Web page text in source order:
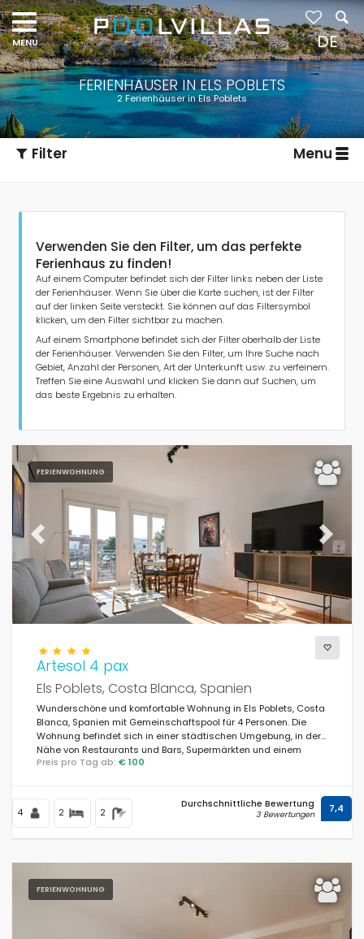
FERIENHÄUSER IN ELS POBLETS
2 Ferienhäuser in Els Poblets
Filter Menu
Art der Unterkunft
Personen
Badezimmer
Beliebte Dienste
Bedingungen
Optionell
Verwenden Sie den Filter, um das perfekte
Ferienhaus zu finden!
Auf einem Computer befindet sich der Filter links neben der Liste
der Ferienhäuser. Wenn Sie über die Karte suchen, ist der Filter
auf der linken Seite versteckt. Sie können auf das Filtersymbol
klicken, um den Filter sichtbar zu machen.
Auf einem Smartphone befindet sich der Filter oberhalb der Liste
der Ferienhäuser. Verwenden Sie den Filter, um Ihre Suche nach
Gebiet, Anzahl der Personen, Art der Unterkunft usw. zu verfeinern.
Treffen Sie eine Auswahl und klicken Sie dann auf Suchen, um
das beste Ergebnis zu erhalten.
FERIENWOHNUNG
Previous Next
Artesol 4 pax
Els Poblets, Costa Blanca, Spanien
Wunderschöne und komfortable Wohnung in Els Poblets, Costa
Blanca, Spanien mit Gemeinschaftspool für 4 Personen. Die
Wohnung befindet sich in einer städtischen Umgebung, in der
Nähe von Restaurants und Bars, Supermärkten und einem
Tennisplatz, und nur 3 km vom L'Estanyó Strand entfernt.
Preis pro Tag ab: € 100
4 2 2
Durchschnittliche Bewertung
3 Bewertungen 7,4
FERIENWOHNUNG
DE